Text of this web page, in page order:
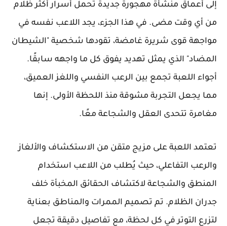
إلى أعماق منشأة مهجورة جديدة تحمل أسرار أكثر ظلام
من أي وقت مضى. في هذا الجزء، يجد اللاعب نفسه في
مواجهة قوى شريرة غامضة، تقودها شخصية "الشيطان
المضاد" الذي يمثل تهديد يفوق كل ما واجهه سابقًا.
أجواء اللعبة تجمع بين الرعب النفسي واللغز العميق،
مما يجعل التجربة مشوقة منذ اللحظة الأولى. إنها
مغامرة تتحدى العقل والشجاعة معًا.
تعتمد اللعبة على مزيج متقن من الاستكشاف والألغاز
والرعب التفاعلي، حيث يُطلب من اللاعب استخدام
المنطق والشجاعة لاكتشاف الحقائق المخبأة خلف
جدران الظلام. تم تصميم الممرات والمناطق بعناية
لتزرع التوتر في كل لحظة، مع تفاصيل دقيقة تجعل